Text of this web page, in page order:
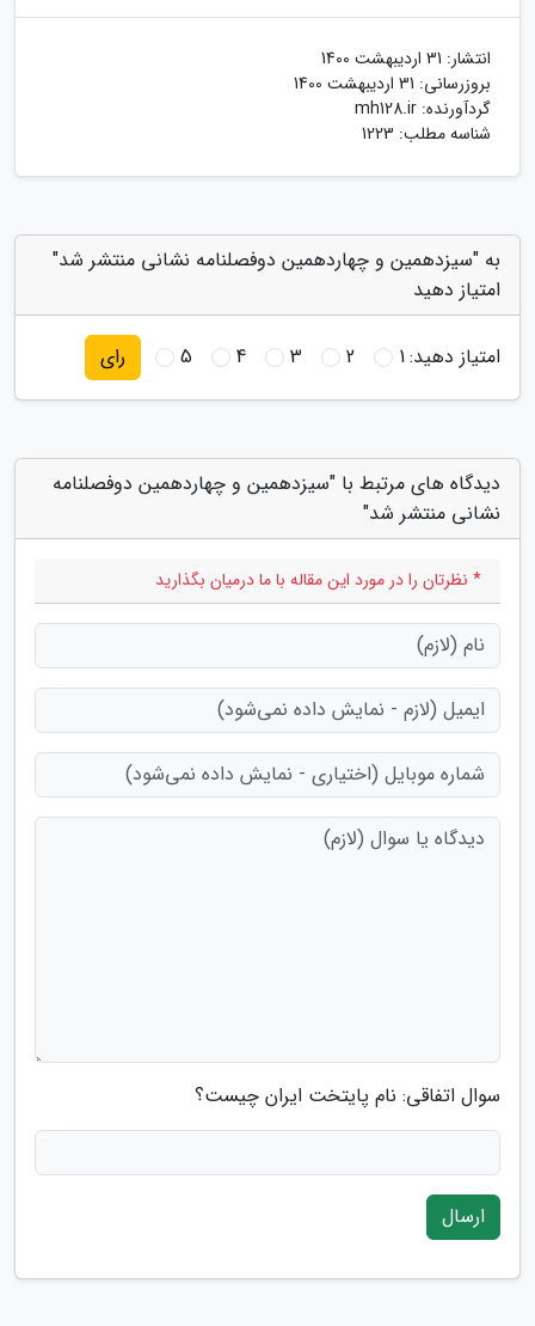
انتشار: 31 اردیبهشت 1400
بروزرسانی: 31 اردیبهشت 1400
گردآورنده: mh128.ir
شناسه مطلب: 1223
به "سیزدهمین و چهاردهمین دوفصلنامه نشانی منتشر شد"
امتیاز دهید
امتیاز دهید:1
2
3
4
5 رای
دیدگاه های مرتبط با "سیزدهمین و چهاردهمین دوفصلنامه
نشانی منتشر شد"
* نظرتان را در مورد این مقاله با ما درمیان بگذارید
سوال اتفاقی: نام پایتخت ایران چیست؟
ارسال